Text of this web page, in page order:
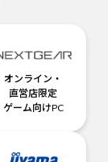
オンライン・
直営店限定
ゲーム向けPC